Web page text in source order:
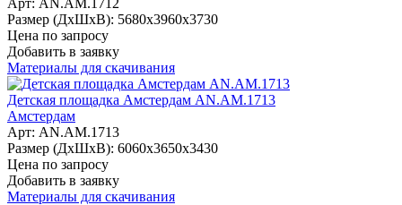
Размер (ДхШхВ): 5680х3960х3730
Цена по запросу
Добавить в заявку
Материалы для скачивания
Детская площадка Амстердам AN.AM.1713
Амстердам
Арт: AN.AM.1713
Размер (ДхШхВ): 6060х3650х3430
Цена по запросу
Добавить в заявку
Материалы для скачивания